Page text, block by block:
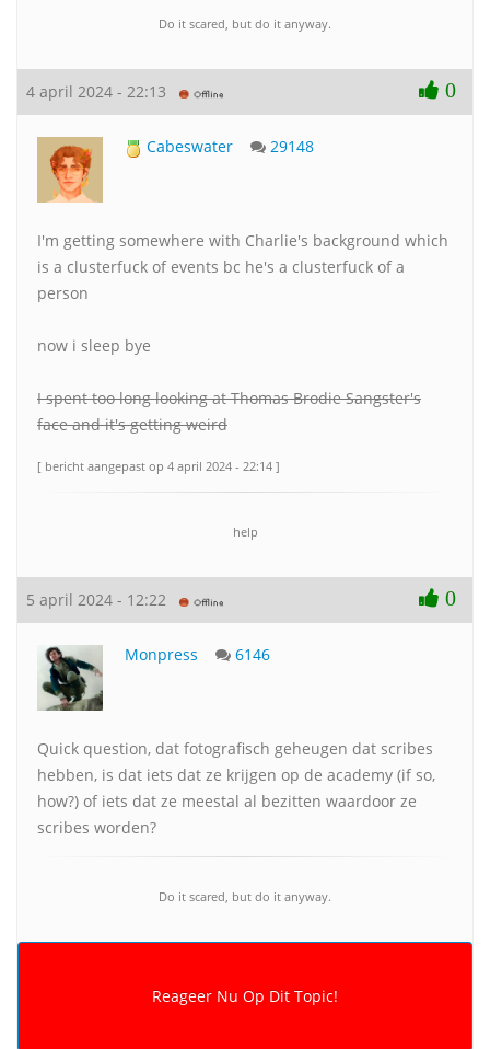
Do it scared, but do it anyway.
4 april 2024 - 22:13 0
Cabeswater 29148
I'm getting somewhere with Charlie's background which
is a clusterfuck of events bc he's a clusterfuck of a
person
now i sleep bye
I spent too long looking at Thomas Brodie Sangster's
face and it's getting weird
[ bericht aangepast op 4 april 2024 - 22:14 ]
help
5 april 2024 - 12:22 0
Monpress 6146
Quick question, dat fotografisch geheugen dat scribes
hebben, is dat iets dat ze krijgen op de academy (if so,
how?) of iets dat ze meestal al bezitten waardoor ze
scribes worden?
Do it scared, but do it anyway.